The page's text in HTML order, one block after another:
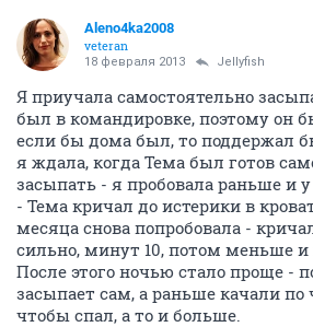
Aleno4ka2008
veteran
18 февраля 2013 Jellyfish
Я приучала самостоятельно
был в командировке, поэтому он
если бы дома был, то поддержал
я ждала, когда Тема был готов
засыпать - я пробовала раньше и
- Тема кричал до истерики в
месяца снова попробовала -
сильно, минут 10, потом меньше
После этого ночью стало проще -
засыпает сам, а раньше качали по
чтобы спал, а то и больше.